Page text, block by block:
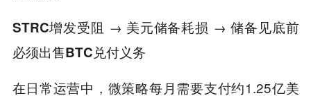
STRC增发受阻 → 美元储备耗损 → 储备见底前
必须出售BTC兑付义务
在日常运营中，微策略每月需要支付约1.25亿美